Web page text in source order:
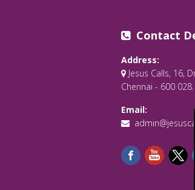
Contact
Address:
Jesus Calls, 16,
Chennai - 600 028.
Email: